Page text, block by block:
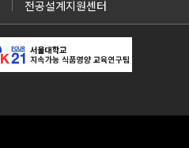
전공설계지원센터